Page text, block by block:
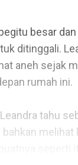
besar
ditinggali.
aneh sejak
rumah ini.
tahu
bahkan